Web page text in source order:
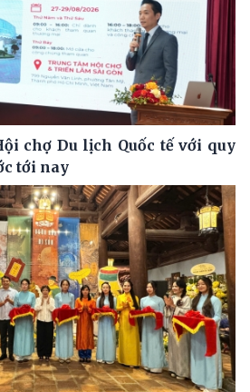
chợ Du lịch Quốc tế với quy
tới nay